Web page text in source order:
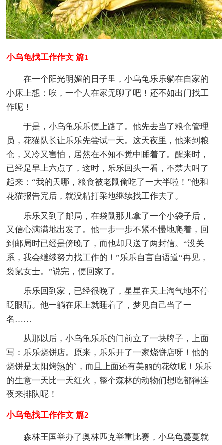
小乌龟找工作作文 篇1
在一个阳光明媚的日子里，小乌龟乐乐躺在自家的
小床上想：唉，一个人在家无聊了吧！还不如出门找工
作呢！
于是，小乌龟乐乐便上路了。他先去当了粮仓管理
员，花猫队长让乐乐先尝试一天。这天夜里，他来到粮
仓，又冷又害怕，居然在不知不觉中睡着了。醒来时，
已经是早上六点了，这时，乐乐回头一看，不禁大叫了
起来：“我的天哪，粮食被老鼠偷吃了一大半啦！”他和
花猫报告完后，就没精打采地继续找工作去了。
乐乐又到了邮局，在袋鼠那儿拿了一个小袋子后，
又信心满满地出发了。他一步一步不紧不慢地爬着，回
到邮局时已经是傍晚了，而他却只送了两封信。“没关
系，我会继续努力找工作的！”乐乐自言自语道“再见，
袋鼠女士。”说完，便回家了。
乐乐回到家，已经很晚了，星星在天上淘气地不停
眨眼睛。他一躺在床上就睡着了，梦见自己当了一
名……
从那以后，小乌龟乐乐的门前立了一块牌子，上面
写：乐乐烧饼店。原来，乐乐开了一家烧饼店呀！他的
烧饼是太阳烤熟的`，而且上面还有美丽的花纹呢！乐乐
的生意一天比一天红火，整个森林的动物们想吃都得连
夜来排队呢！
小乌龟找工作作文 篇2
森林王国举办了奥林匹克举重比赛，小乌龟蔓蔓就